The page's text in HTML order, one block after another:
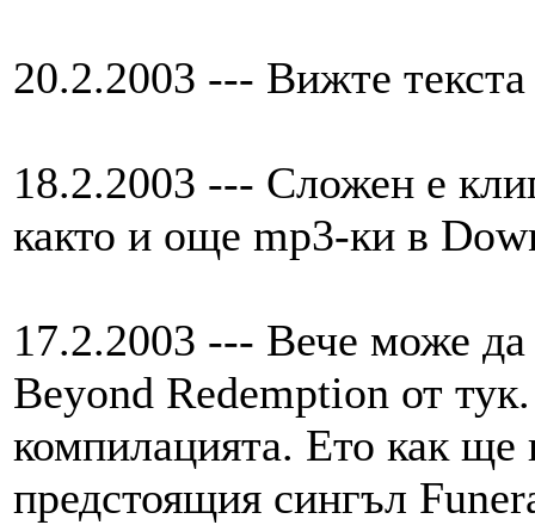
20.2.2003 --- Вижте
18.2.2003 --- Сложен е
както и още mp3-ки в
17.2.2003 --- Вече може да
Beyond Redemption от
компилацията. Ето как ще
предстоящия сингъл